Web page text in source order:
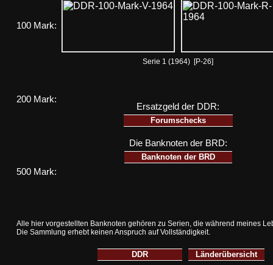
100 Mark:
Serie 1 (1964) [P-26]
200 Mark:
Ersatzgeld der DDR:
Forumschecks
Die Banknoten der BRD:
Banknoten der BRD
500 Mark:
Alle hier vorgestellten Banknoten gehören zu Serien, die während meines
Die Sammlung erhebt keinen Anspruch auf Vollständigkeit.
DDR Länderübersicht